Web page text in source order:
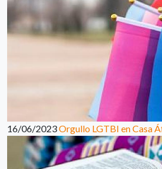
16/06/2023Orgullo LGTBI en Casa